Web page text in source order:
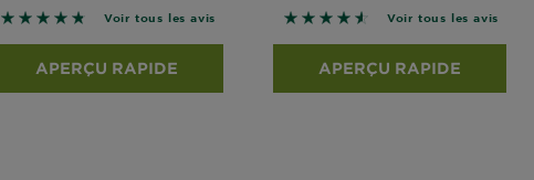
4.7386 sur 5 étoiles basé sur les avis
Voir tous les avis
APERÇU RAPIDE
4.5946 sur 5 étoiles basé
Voir tous les avis
APERÇU RAPIDE